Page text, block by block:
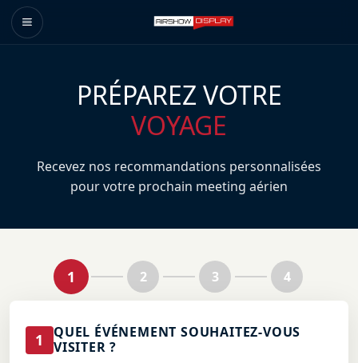
PRÉPAREZ VOTRE
VOYAGE
Recevez nos recommandations personnalisées
pour votre prochain meeting aérien
1 2 3 4
1
QUEL ÉVÉNEMENT SOUHAITEZ-VOUS
VISITER ?